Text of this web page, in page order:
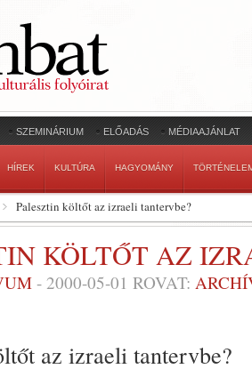
SZEMINÁRIUM ELŐADÁS MÉDIAAJÁNLAT
HÍREK KULTÚRA HAGYOMÁNY
Palesztin költőt az izraeli tantervbe?
KÖLTŐT AZ
- 2000-05-01 ROVAT:
az izraeli tantervbe?